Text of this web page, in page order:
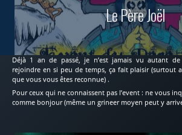
Le Père Joël
Déjà 1 an de passé, je n’est jamais vu autant
rejoindre en si peu de temps, ça fait plaisir (surtout
que vous vous êtes reconnue) .
Pour ceux qui ne connaissent pas l’event : ne vous
comme bonjour (même un grineer moyen peut y